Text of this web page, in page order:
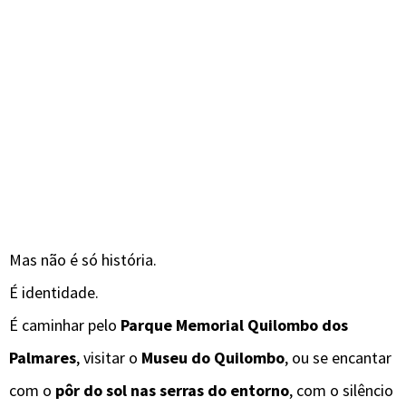
Mas não é só história.
É identidade.
É caminhar pelo Parque Memorial Quilombo dos
Palmares, visitar o Museu do Quilombo, ou se encantar
com o pôr do sol nas serras do entorno, com o silêncio